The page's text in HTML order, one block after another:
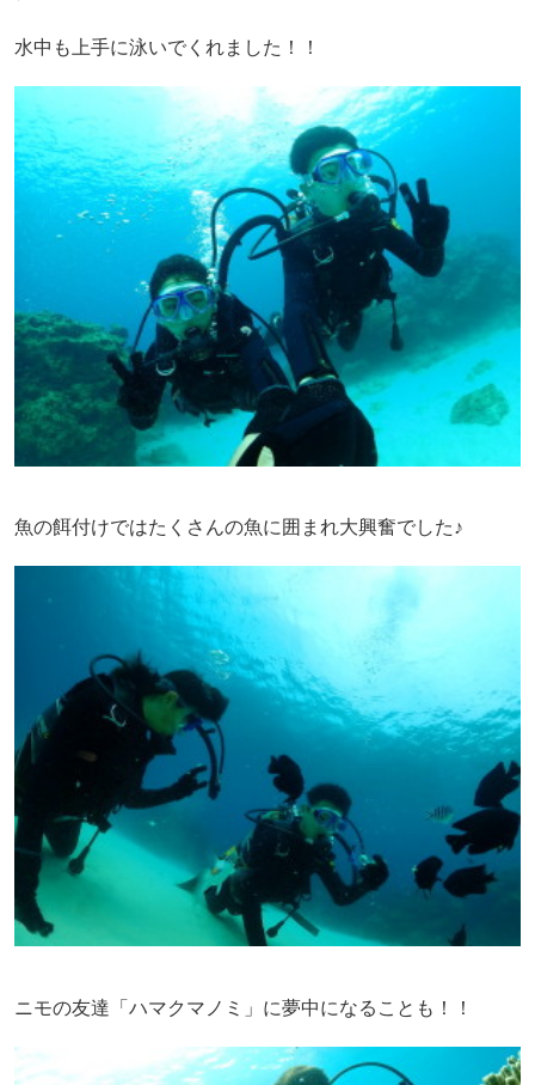
水中も上手に泳いでくれました！！
魚の餌付けではたくさんの魚に囲まれ大興奮でした♪
ニモの友達「ハマクマノミ」に夢中になることも！！